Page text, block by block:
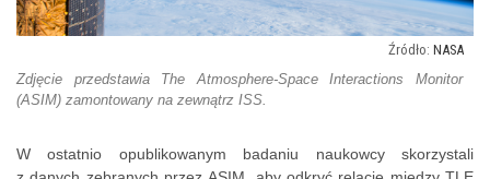
NASA
Zdjęcie przedstawia The Atmosphere-Space Interactions Monitor
(ASIM) zamontowany na zewnątrz ISS.
W ostatnio opublikowanym badaniu naukowcy skorzystali